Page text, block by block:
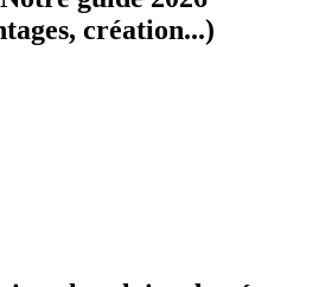
création...)